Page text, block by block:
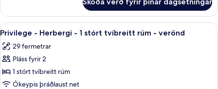
-
verönd
-
sjávarsýn
Skoða
allar
myndir
fyrir
Privilege
-
Privilege - Herbergi - 1 stórt
7
Privilege - Herbergi - 1 stórt tvíbreitt rúm - verönd
29 fermetrar
Pláss fyrir 2
1 stórt tvíbreitt rúm
Ókeypis þráðlaust net